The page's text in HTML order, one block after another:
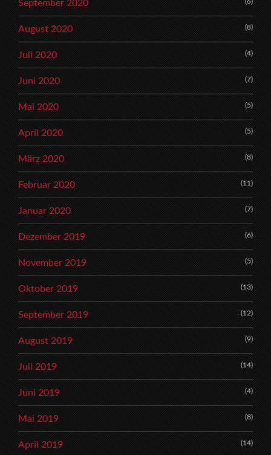
September 2020
August 2020 (8)
Juli 2020 (4)
Juni 2020 (7)
Mai 2020 (5)
April 2020 (5)
März 2020 (8)
Februar 2020 (11)
Januar 2020 (7)
Dezember 2019 (6)
November 2019 (5)
Oktober 2019 (13)
September 2019 (12)
August 2019 (9)
Juli 2019 (14)
Juni 2019 (4)
Mai 2019 (8)
April 2019 (14)